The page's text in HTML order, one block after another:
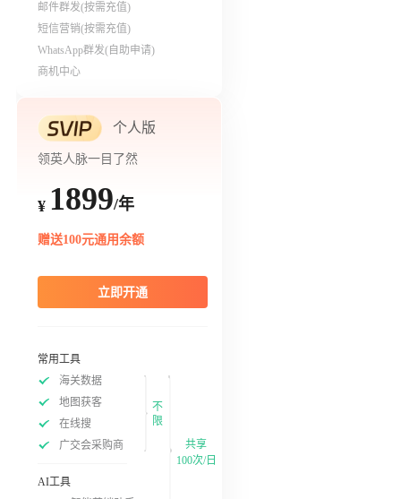
邮件群发(按需充值)
短信营销(按需充值)
WhatsApp群发(自助申请)
商机中心
个人版
领英人脉一目了然
¥ 1899/年
赠送100元通用余额
立即开通
常用工具
海关数据
地图获客
在线搜
广交会采购商
不
限
AI工具
共享
100次/日